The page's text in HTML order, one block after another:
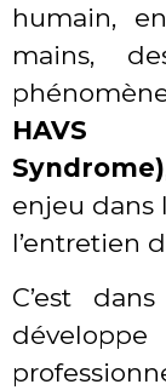
humain,
mains,
HAVS
Syndrome)
enjeu dans
l’entretien
C’est